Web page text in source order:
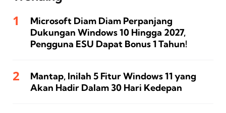
Microsoft Diam Diam Perpanjang
Dukungan Windows 10 Hingga 2027,
Pengguna ESU Dapat Bonus 1 Tahun!
Mantap, Inilah 5 Fitur Windows 11 yang
Akan Hadir Dalam 30 Hari Kedepan